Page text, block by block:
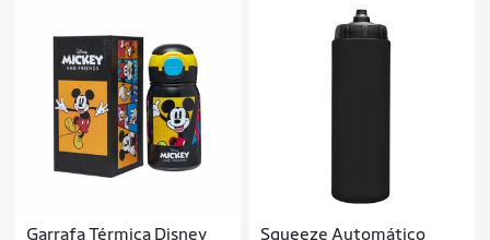
Garrafa Térmica Disney
Squeeze Automático